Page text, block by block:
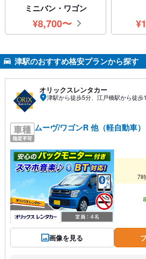
ミニバン・ワゴン
¥8,700円
〜 ¥
津駅のおすすめ格安プランから探す
オリックスレンタカー
津駅から徒歩5分、江戸橋駅から徒歩
ムーヴ/ワゴンR 他（軽自動車）
画像を見る
7